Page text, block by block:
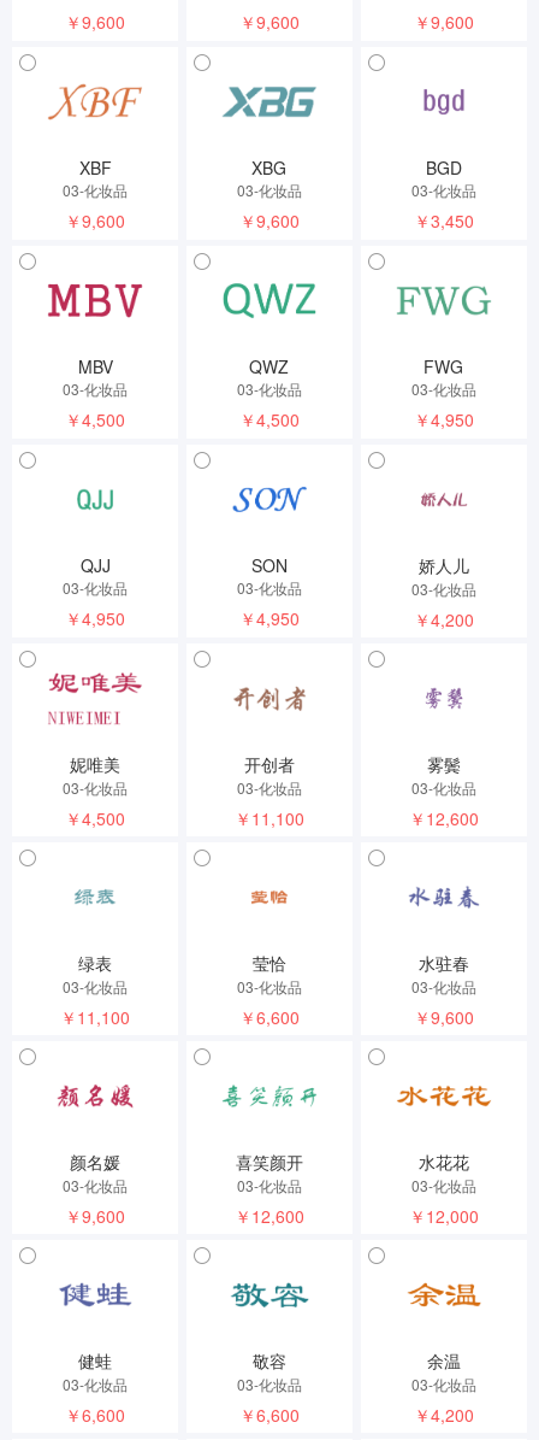
￥9,600 ￥9,600 ￥9,600
XBF
03-化妆品
￥9,600
XBG
03-化妆品
￥9,600
BGD
03-化妆品
￥3,450
MBV
03-化妆品
￥4,500
QWZ
03-化妆品
￥4,500
FWG
03-化妆品
￥4,950
QJJ
03-化妆品
￥4,950
SON
03-化妆品
￥4,950
娇人儿
03-化妆品
￥4,200
妮唯美
03-化妆品
￥4,500
开创者
03-化妆品
￥11,100
雾鬓
03-化妆品
￥12,600
绿表
03-化妆品
￥11,100
莹恰
03-化妆品
￥6,600
水驻春
03-化妆品
￥9,600
颜名媛
03-化妆品
￥9,600
喜笑颜开
03-化妆品
￥12,600
水花花
03-化妆品
￥12,000
健蛙
03-化妆品
￥6,600
敬容
03-化妆品
￥6,600
余温
03-化妆品
￥4,200